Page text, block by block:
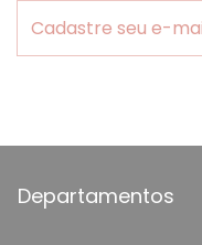
Departamentos